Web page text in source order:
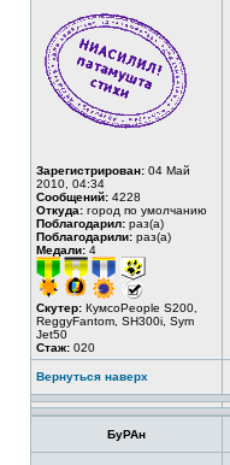
Зарегистрирован: 04 Май
2010, 04:34
Сообщений: 4228
Откуда: город по умолчанию
Поблагодарил: раз(а)
Поблагодарили: раз(а)
Медали: 4
Скутер: КумсоPeople S200,
ReggyFantom, SH300i, Sym
Jet50
Стаж: 020
Вернуться наверх
БуРАн